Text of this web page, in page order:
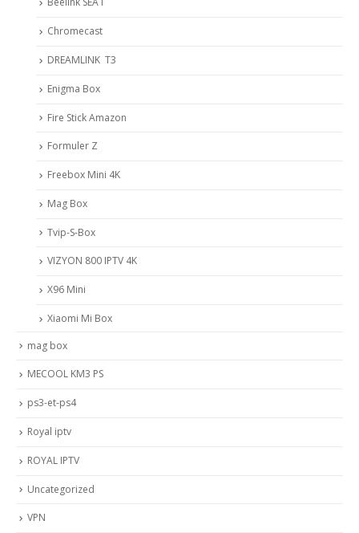
Chromecast
DREAMLINK T3
Enigma Box
Fire Stick Amazon
Formuler Z
Freebox Mini 4K
Mag Box
Tvip-S-Box
VIZYON 800 IPTV 4K
X96 Mini
Xiaomi Mi Box
mag box
MECOOL KM3 PS
ps3-et-ps4
Royal iptv
ROYAL IPTV
Uncategorized
VPN